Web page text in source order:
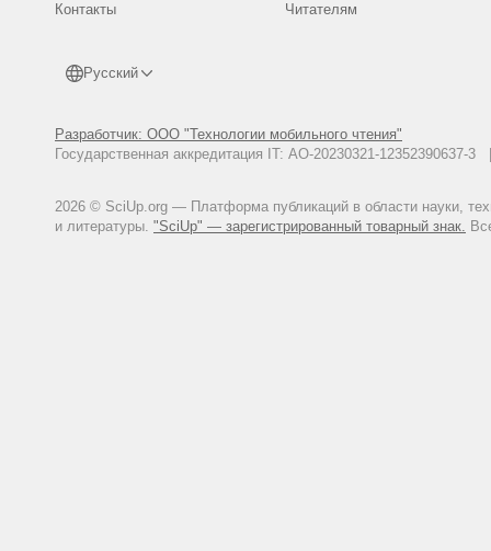
Контакты
Русский
Разработчик: ООО "Технологии мобильного чтения"
Государственная аккредитация IT: АО-20230321-
2026 © SciUp.org — Платформа публикаций в области науки,
и литературы. "SciUp" — зарегистрированный товарный знак.
Читателям